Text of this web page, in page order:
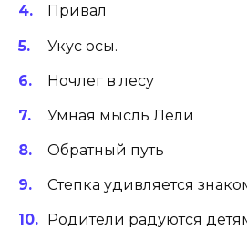
Привал
Укус осы.
Ночлег в лесу
Умная мысль Лели
Обратный путь
Степка удивляется
Родители радуются